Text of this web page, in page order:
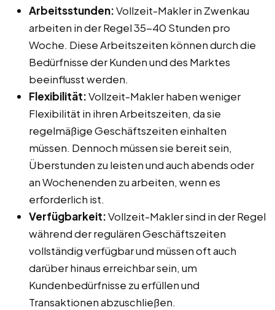
Arbeitsstunden:Vollzeit-Makler in Zwenkau
arbeiten in der Regel 35-40 Stunden pro
Woche. Diese Arbeitszeiten können durch die
Bedürfnisse der Kunden und des Marktes
beeinflusst werden.
Flexibilität:Vollzeit-Makler haben weniger
Flexibilität in ihren Arbeitszeiten, da sie
regelmäßige Geschäftszeiten einhalten
müssen. Dennoch müssen sie bereit sein,
Überstunden zu leisten und auch abends oder
an Wochenenden zu arbeiten, wenn es
erforderlich ist.
Verfügbarkeit:Vollzeit-Makler sind in der Regel
während der regulären Geschäftszeiten
vollständig verfügbar und müssen oft auch
darüber hinaus erreichbar sein, um
Kundenbedürfnisse zu erfüllen und
Transaktionen abzuschließen.